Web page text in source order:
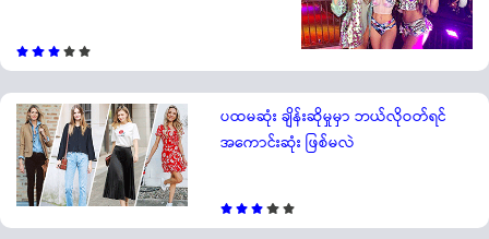
ပထမဆုံး ချိန်းဆိုမှုမှာ ဘယ်လိုဝတ်ရင်
အကောင်းဆုံး ဖြစ်မလဲ